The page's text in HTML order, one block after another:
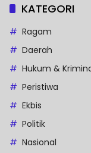
KATEGORI
Ragam
Daerah
Hukum &
Peristiwa
Ekbis
Politik
Nasional